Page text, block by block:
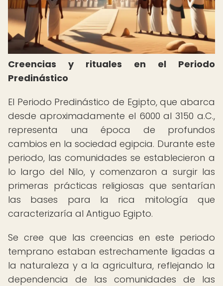
Creencias y rituales en el Periodo
Predinástico
El Periodo Predinástico de Egipto, que abarca
desde aproximadamente el 6000 al 3150 a.C.,
representa una época de profundos
cambios en la sociedad egipcia. Durante este
periodo, las comunidades se establecieron a
lo largo del Nilo, y comenzaron a surgir las
primeras prácticas religiosas que sentarían
las bases para la rica mitología que
caracterizaría al Antiguo Egipto.
Se cree que las creencias en este periodo
temprano estaban estrechamente ligadas a
la naturaleza y a la agricultura, reflejando la
dependencia de las comunidades de las